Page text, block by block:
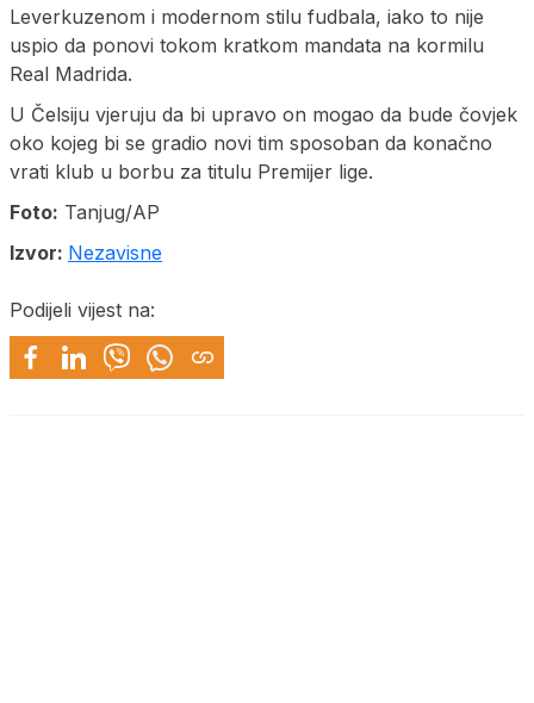
Leverkuzenom i modernom stilu fudbala, iako to nije
uspio da ponovi tokom kratkom mandata na kormilu
Real Madrida.
U Čelsiju vjeruju da bi upravo on mogao da bude čovjek
oko kojeg bi se gradio novi tim sposoban da konačno
vrati klub u borbu za titulu Premijer lige.
Foto: Tanjug/AP
Izvor: Nezavisne
Podijeli vijest na: